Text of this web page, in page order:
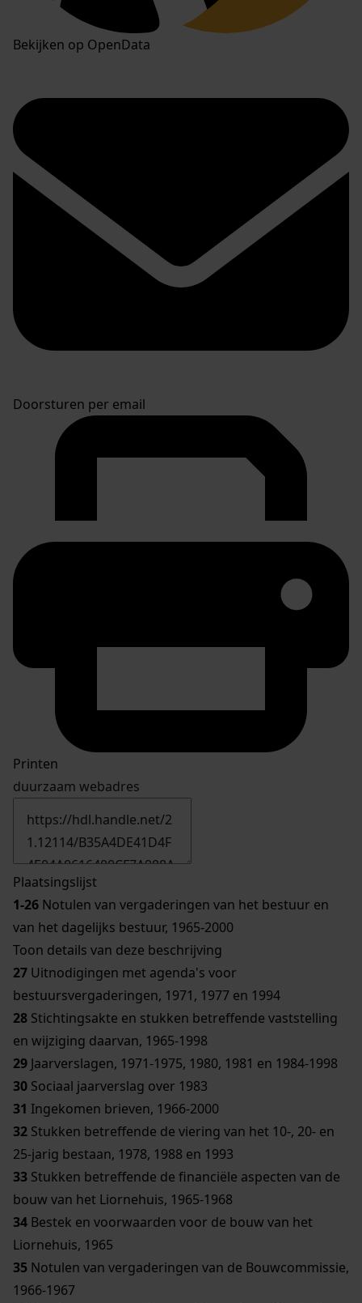
Bekijken op OpenData
Doorsturen per email
Printen
duurzaam webadres
Plaatsingslijst
1-26 Notulen van vergaderingen van het bestuur en
van het dagelijks bestuur, 1965-2000
Toon details van deze beschrijving
27 Uitnodigingen met agenda's voor
bestuursvergaderingen, 1971, 1977 en 1994
28 Stichtingsakte en stukken betreffende vaststelling
en wijziging daarvan, 1965-1998
29 Jaarverslagen, 1971-1975, 1980, 1981 en 1984-1998
30 Sociaal jaarverslag over 1983
31 Ingekomen brieven, 1966-2000
32 Stukken betreffende de viering van het 10-, 20- en
25-jarig bestaan, 1978, 1988 en 1993
33 Stukken betreffende de financiële aspecten van de
bouw van het Liornehuis, 1965-1968
34 Bestek en voorwaarden voor de bouw van het
Liornehuis, 1965
35 Notulen van vergaderingen van de Bouwcommissie,
1966-1967